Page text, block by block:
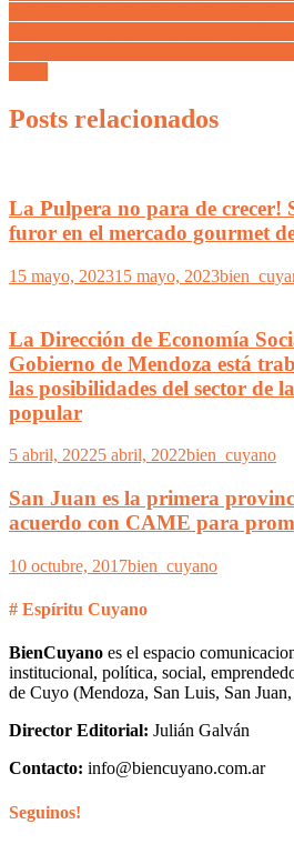
Posts relacionados
La Pulpera no para de crecer!
furor en el mercado gourmet
15 mayo, 202315 mayo, 2023
La Dirección de Economía
Gobierno de Mendoza está
las posibilidades del sector de
popular
5 abril, 20225 abril, 2022bien_cuyano
San Juan es la primera
acuerdo con CAME para
10 octubre, 2017bien_cuyano
# Espíritu Cuyano
BienCuyano es el espacio
institucional, política, social,
de Cuyo (Mendoza, San Luis, San
Director Editorial: Julián Galván
Contacto: info@biencuyano.com.ar
Seguinos!